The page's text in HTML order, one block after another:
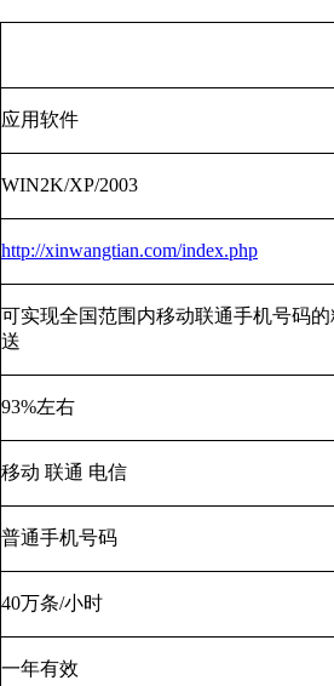
应用软件
WIN2K/XP/2003
http://xinwangtian.com/index.php
可实现全国范围内移动联通手机号码
送
93%左右
移动 联通 电信
普通手机号码
40万条/小时
一年有效